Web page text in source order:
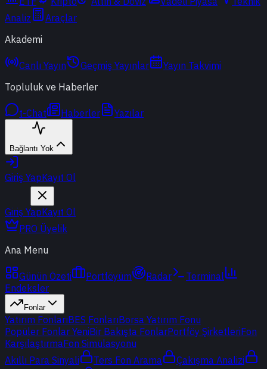
Analiz
Araçlar
Akademi
Canlı Yayın Geçmiş Yayınlar
Yayın Takvimi
Topluluk ve Haberler
t-Chat Haberler Yazılar
Bağlantı Yok
Giriş YapKayıt Ol
Giriş YapKayıt Ol
PRO Üyelik
Ana Menu
Günün Özeti Portföyüm Radar
Terminal
Endeksler
Fonlar
Yatırım FonlarıBES FonlarıBorsa Yatırım Fonu
Popüler Fonlar YeniBir Bakışta FonlarPortföy ŞirketleriFon
KarşılaştırmaFon Simülasyonu
Akıllı Para Sinyali
Ters Fon Arama
Çakışma Analizi